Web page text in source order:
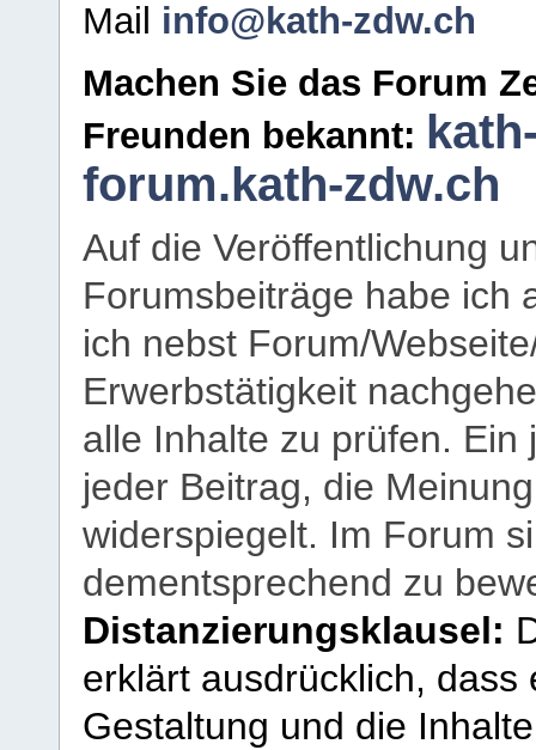
Mail info@kath-zdw.ch
Machen Sie das Forum
Freunden bekannt:
forum.kath-zdw.ch
Auf die Veröffentlichung
Forumsbeiträge habe ich
ich nebst Forum/
Erwerbstätigkeit
alle Inhalte zu prüfen.
jeder Beitrag, die
widerspiegelt. Im Forum
dementsprechend zu
Distanzierungsklausel:
erklärt ausdrücklich,
Gestaltung und die